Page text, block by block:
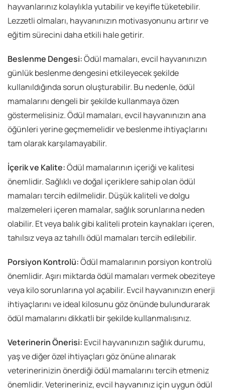
hayvanlarınız kolaylıkla yutabilir ve keyifle tüketebilir.
Lezzetli olmaları, hayvanınızın motivasyonunu artırır ve
eğitim sürecini daha etkili hale getirir.
Beslenme Dengesi:Ödül mamaları, evcil hayvanınızın
günlük beslenme dengesini etkileyecek şekilde
kullanıldığında sorun oluşturabilir. Bu nedenle, ödül
mamalarını dengeli bir şekilde kullanmaya özen
göstermelisiniz. Ödül mamaları, evcil hayvanınızın ana
öğünleri yerine geçmemelidir ve beslenme ihtiyaçlarını
tam olarak karşılamayabilir.
İçerik ve Kalite:Ödül mamalarının içeriği ve kalitesi
önemlidir. Sağlıklı ve doğal içeriklere sahip olan ödül
mamaları tercih edilmelidir. Düşük kaliteli ve dolgu
malzemeleri içeren mamalar, sağlık sorunlarına neden
olabilir. Et veya balık gibi kaliteli protein kaynakları içeren,
tahılsız veya az tahıllı ödül mamaları tercih edilebilir.
Porsiyon Kontrolü:Ödül mamalarının porsiyon kontrolü
önemlidir. Aşırı miktarda ödül mamaları vermek obeziteye
veya kilo sorunlarına yol açabilir. Evcil hayvanınızın enerji
ihtiyaçlarını ve ideal kilosunu göz önünde bulundurarak
ödül mamalarını dikkatli bir şekilde kullanmalısınız.
Veterinerin Önerisi: Evcil hayvanınızın sağlık durumu,
yaş ve diğer özel ihtiyaçları göz önüne alınarak
veterinerinizin önerdiği ödül mamalarını tercih etmeniz
önemlidir. Veterineriniz, evcil hayvanınız için uygun ödül